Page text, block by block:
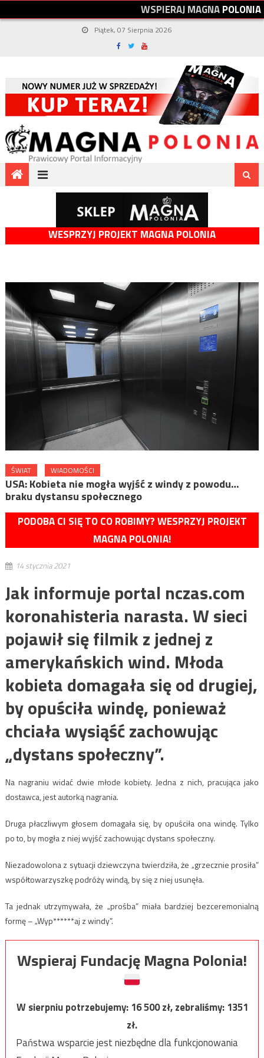
WSPIERAJMAGNAPOLONIA
Piątek, 07 Sierpnia 2026
WESPRZYJ PROJEKT MAGNA POLONIA
ŚWIAT WIADOMOŚCI
USA: Kobieta nie mogła wyjść z windy z powodu…
braku dystansu społecznego
PODOBA CI SIĘ TO CO ROBIMY? WESPRZYJ PROJEKT
MAGNA POLONIA!
14 stycznia 2021
Jak informuje portal nczas.com
koronahisteria narasta. W sieci
pojawił się filmik z jednej z
amerykańskich wind. Młoda
kobieta domagała się od drugiej,
by opuściła windę, ponieważ
chciała wysiąść zachowując
„dystans społeczny”.
Na nagraniu widać dwie młode kobiety. Jedna z nich, pracująca jako
dostawca, jest autorką nagrania.
Druga płaczliwym głosem domagała się, by opuściła ona windę. Tylko
po to, by mogła z niej wyjść zachowując dystans społeczny.
Niezadowolona z sytuacji dziewczyna twierdziła, że „grzecznie prosiła”
współtowarzyszkę podróży windą, by się z niej usunęła.
Ta jednak utrzymywała, że „prośba” miała bardziej bezceremonialną
formę – „Wyp******aj z windy”.
Wspieraj Fundację Magna Polonia!
W sierpniu potrzebujemy:16 500zł, zebraliśmy:1351
zł.
Państwa wsparcie jest niezbędne dla funkcjonowania